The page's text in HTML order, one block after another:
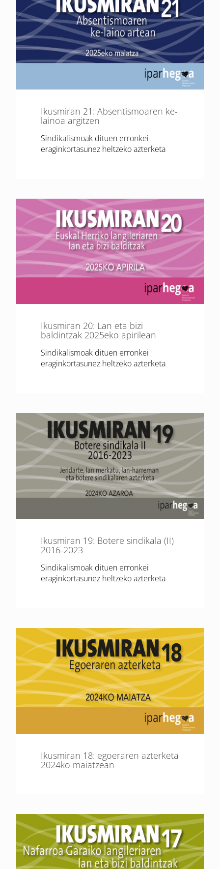
Ikusmiran 21: Absentismoaren ke-
lainoa argitzen
Sindikalismoak dituen erronkei
eraginkortasunez heltzeko azterketa
Ikusmiran 20: Lan eta bizi
baldintzak 2025eko apirilean
Sindikalismoak dituen erronkei
eraginkortasunez heltzeko azterketa
Ikusmiran 19: Botere sindikala (II)
2016-2023
Sindikalismoak dituen erronkei
eraginkortasunez heltzeko azterketa
Ikusmiran 18: egoeraren azterketa
2024ko maiatzean